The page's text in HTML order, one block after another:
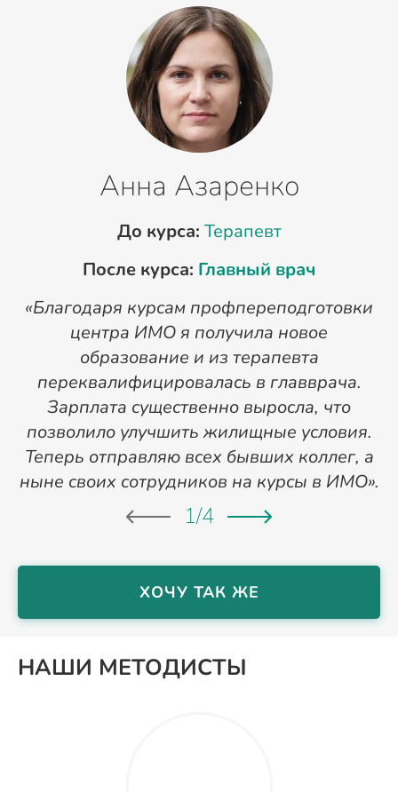
Анна Азаренко
До курса: Терапевт
После курса: Главный врач
«Благодаря курсам профпереподготовки
центра ИМО я получила новое
образование и из терапевта
переквалифицировалась в главврача.
Зарплата существенно выросла, что
позволило улучшить жилищные условия.
Теперь отправляю всех бывших коллег, а
ныне своих сотрудников на курсы в ИМО».
1/4
ХОЧУ ТАК ЖЕ
НАШИ МЕТОДИСТЫ